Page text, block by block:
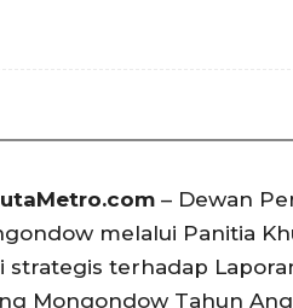
– Dewan
melalui Panitia
strategis terhadap
Mongondow Tahun